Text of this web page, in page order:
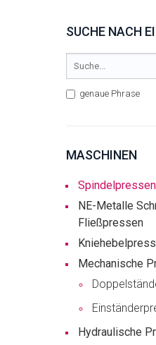
SUCHE NACH
genaue Phrase
MASCHINEN
Spindelpressen
NE-Metalle
Fließpressen
Mechanische
Hydraulische